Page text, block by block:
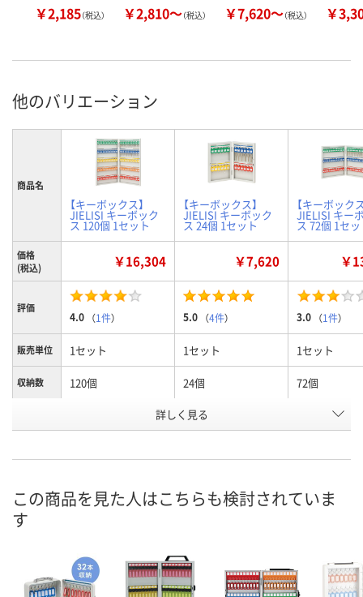
￥2,185（税込） ￥2,810～（税込） ￥7,620～（税込） ￥
他のバリエーション
商品名
【キーボックス】
JIELISI キーボック
ス 120個 1セット
【キーボックス】
JIELISI キーボック
ス 24個 1セット
【キーボック
JIELISI キー
ス 72個 1セ
価格
(税込)
￥16,304 ￥7,620 ￥
評価
4.0 （1件） 5.0 （4件） 3.0 （1件）
販売単位 1セット 1セット 1セット
収納数 120個 24個 72個
289321
カゴへ カ
詳しく見る
この商品を見た人はこちらも検討されていま
す